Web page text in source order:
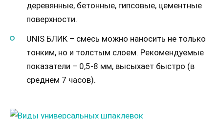
деревянные, бетонные, гипсовые, цементные
поверхности.
UNIS БЛИК – смесь можно наносить не только
тонким, но и толстым слоем. Рекомендуемые
показатели – 0,5-8 мм, высыхает быстро (в
среднем 7 часов).